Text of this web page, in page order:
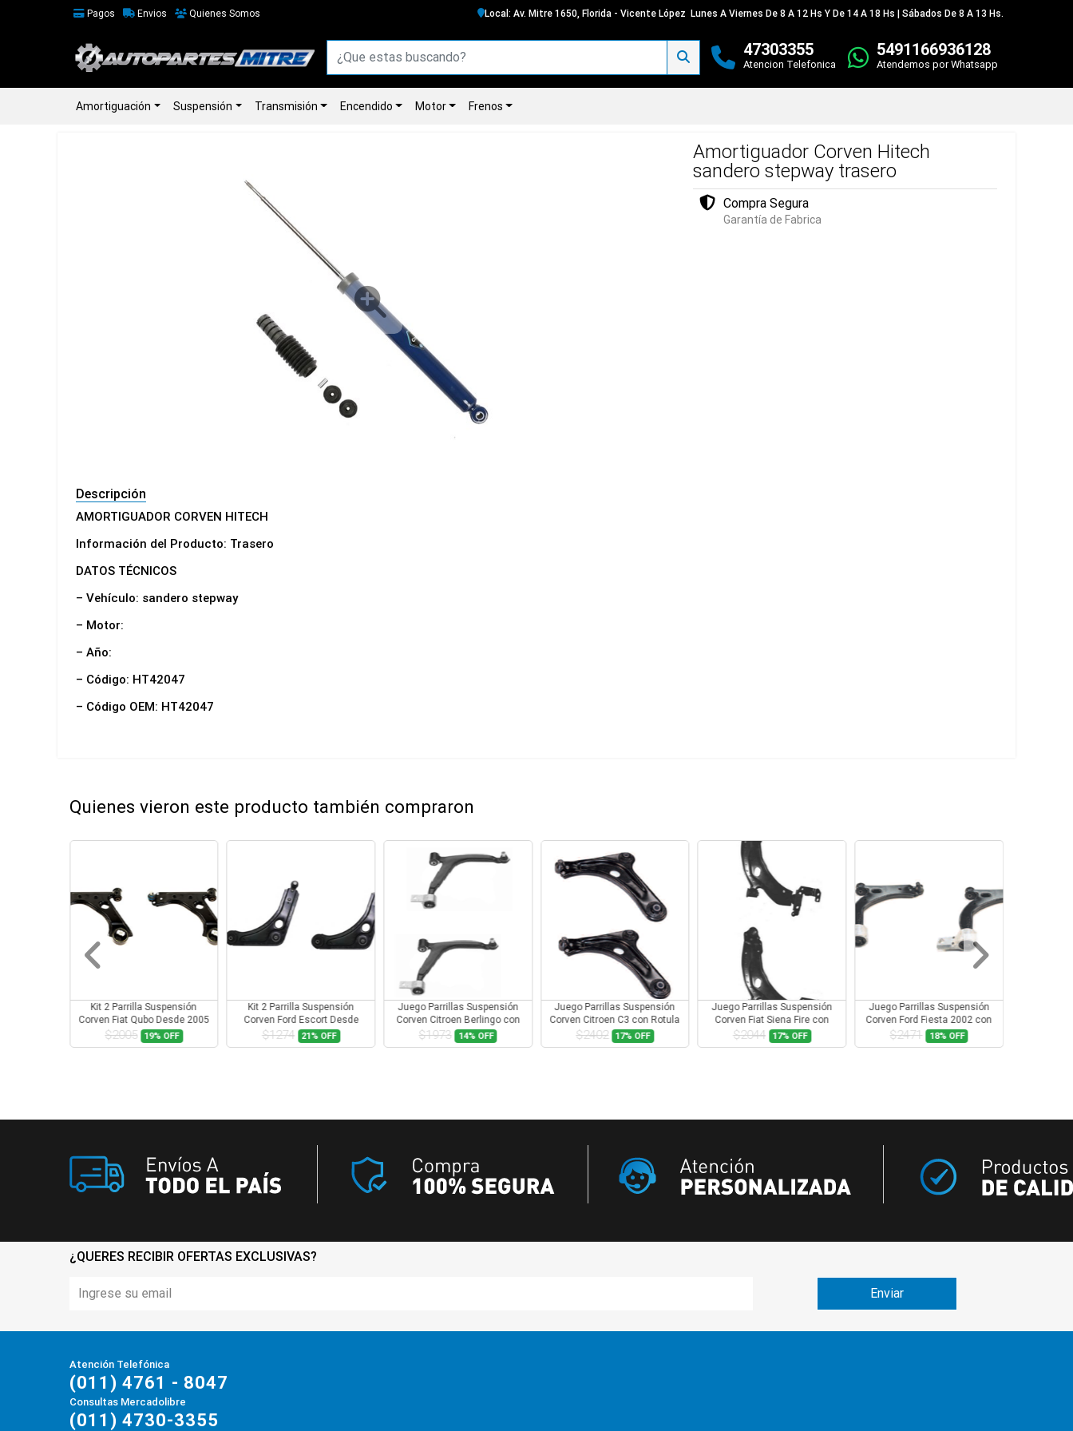
Pagos Envios Quienes Somos Local: Av. Mitre 1650, Florida - Vicente López Lunes A Viernes De 8 A 12 Hs Y De 14 A 18 Hs | Sábados De 8 A 13 Hs.
47303355
Atencion Telefonica
5491166936128
Atendemos por Whatsapp
Amortiguación Suspensión Transmisión Encendido Motor Frenos
Amortiguador Corven Hitech
sandero stepway trasero
Compra Segura
Garantía de Fabrica
Descripción
AMORTIGUADOR CORVEN HITECH
Información del Producto: Trasero
DATOS TÉCNICOS
– Vehículo: sandero stepway
– Motor:
– Año:
– Código: HT42047
– Código OEM: HT42047
Quienes vieron este producto también compraron
Qubo Desde 2005
Kit 2 Parrilla Suspensión
Corven Ford Escort Desde
1995 Con Rotula
$1274 21%
Juego Parrillas Suspensión
Corven Citroen Berlingo con
Rotula
$1973 14%
Juego Parrillas Suspensión
Corven Citroen C3 con Rotula
$2402 17%
Juego Parrillas Suspensión
Corven Fiat Siena Fire con
Rotula
$2044 17%
Juego Parrillas Suspensión
Corven Ford Fiesta 2002 con
Rotula
$2471 18%
Juego Parrillas Suspensión
Corven Peugeot 207 con
Rotula
$1944 13%
¿QUERES RECIBIR OFERTAS EXCLUSIVAS?
Atención Telefónica
(011) 4761 - 8047
Consultas Mercadolibre
(011) 4730-3355